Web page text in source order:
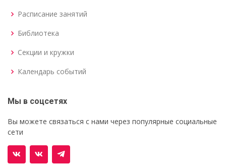
Расписание занятий
Библиотека
Секции и кружки
Календарь событий
Мы в соцсетях
Вы можете связаться с нами через популярные социальные
сети